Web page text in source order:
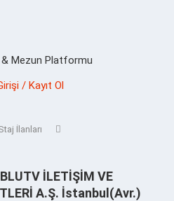
& Mezun Platformu
/ Kayıt Ol
İlanları
İLETİŞİM VE
A.Ş. İstanbul(Avr.)